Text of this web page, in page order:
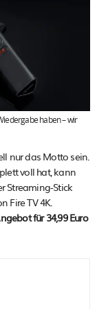
haben – wir
nur das Motto sein.
voll hat, kann
Streaming-Stick
Fire TV 4K.
für 34,99 Euro